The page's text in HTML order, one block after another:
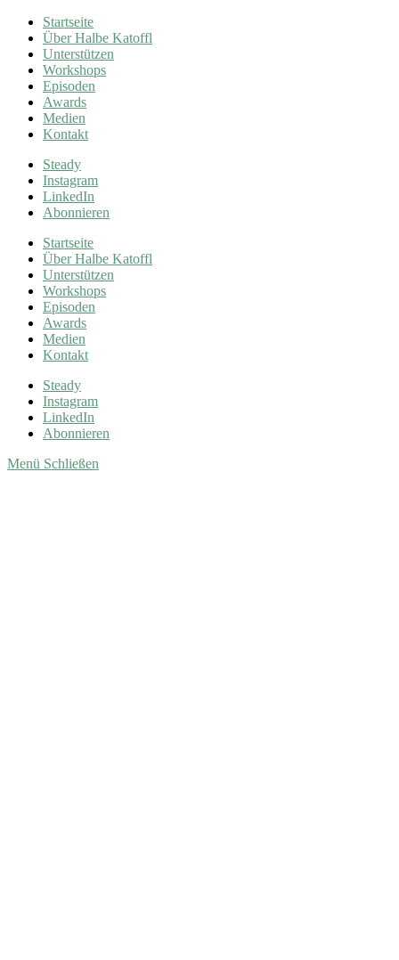
Startseite
Über Halbe Katoffl
Unterstützen
Workshops
Episoden
Awards
Medien
Kontakt
Steady
Instagram
LinkedIn
Abonnieren
Startseite
Über Halbe Katoffl
Unterstützen
Workshops
Episoden
Awards
Medien
Kontakt
Steady
Instagram
LinkedIn
Abonnieren
Menü Schließen